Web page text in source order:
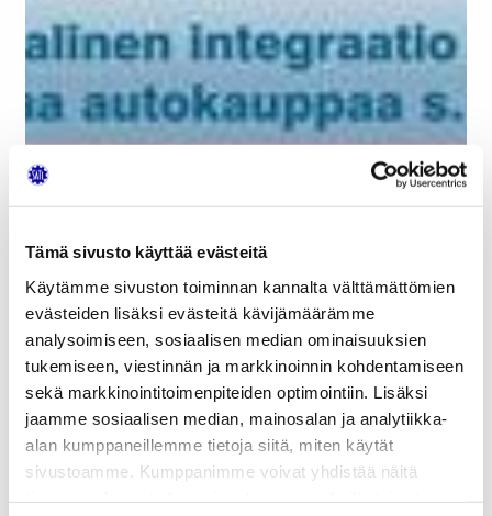
Tämä sivusto käyttää evästeitä
Käytämme sivuston toiminnan kannalta välttämättömien
evästeiden lisäksi evästeitä kävijämäärämme
analysoimiseen, sosiaalisen median ominaisuuksien
tukemiseen, viestinnän ja markkinoinnin kohdentamiseen
sekä markkinointitoimenpiteiden optimointiin. Lisäksi
jaamme sosiaalisen median, mainosalan ja analytiikka-
alan kumppaneillemme tietoja siitä, miten käytät
sivustoamme. Kumppanimme voivat yhdistää näitä
mittaa tällä kertaa 92 sivua. Sitä seuraava lehti
ilmestyy kesätauon jälkeen syyskuun alussa.
Lehdessä muun muassa seuraavaa:
Auton tekninen avaus: Honda CR-V Hybrid.
Hondan iso katumaasturi liikkuu suurimman
osan ajasta sähkömoottorin voimin